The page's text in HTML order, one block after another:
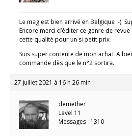
Le mag est bien arrivé en Belgique :-).
Encore merci d’éditer ce genre de
cette qualité pour un si petit prix.
Suis super contente de mon achat. A
commande dès que le n°2 sortira.
27 juillet 2021 à 16 h 26 min
demether
Level 11
Messages : 1310